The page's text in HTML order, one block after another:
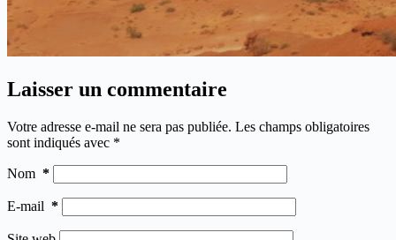
Laisser un commentaire
Votre adresse e-mail ne sera pas publiée. Les champs obligatoires
sont indiqués avec *
Nom *
E-mail *